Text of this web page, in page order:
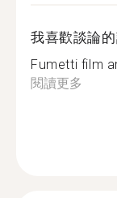
我喜歡談論
Fumetti film
閱讀更多